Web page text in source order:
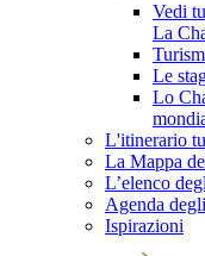
Vedi
La
Le
Lo
L'itinerario
La Mappa
L’elenco
Agenda
Ispirazioni